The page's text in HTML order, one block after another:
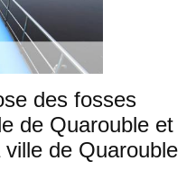
des fosses
de Quarouble et
de Quarouble